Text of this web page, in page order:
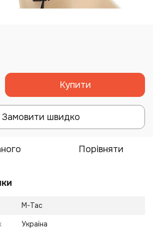
Купити
Замовити швидко
Порівняти
M-Tac
Україна